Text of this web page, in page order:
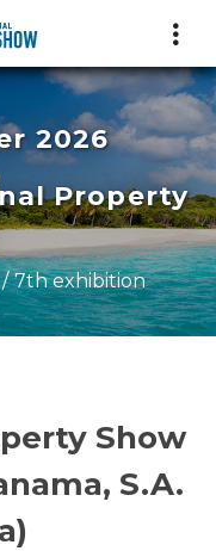
2026
Property
7th exhibition
Show
S.A.